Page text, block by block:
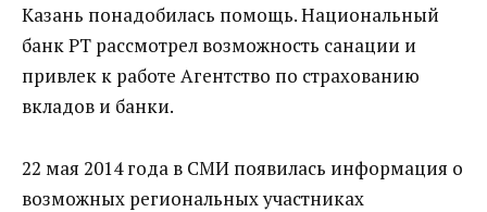
Казань понадобилась помощь. Национальный
банк РТ рассмотрел возможность санации и
привлек к работе Агентство по страхованию
вкладов и банки.
22 мая 2014 года в СМИ появилась информация о
возможных региональных участниках